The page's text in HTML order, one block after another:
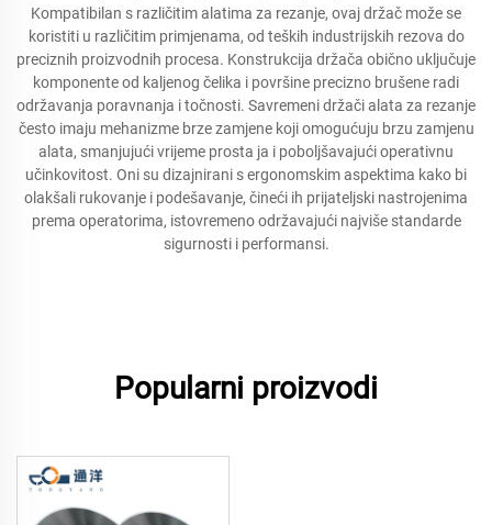
Kompatibilan s različitim alatima za rezanje, ovaj držač može se
koristiti u različitim primjenama, od teških industrijskih rezova do
preciznih proizvodnih procesa. Konstrukcija držača obično uključuje
komponente od kaljenog čelika i površine precizno brušene radi
održavanja poravnanja i točnosti. Savremeni držači alata za rezanje
često imaju mehanizme brze zamjene koji omogućuju brzu zamjenu
alata, smanjujući vrijeme prosta ja i poboljšavajući operativnu
učinkovitost. Oni su dizajnirani s ergonomskim aspektima kako bi
olakšali rukovanje i podešavanje, čineći ih prijateljski nastrojenima
prema operatorima, istovremeno održavajući najviše standarde
sigurnosti i performansi.
Popularni proizvodi